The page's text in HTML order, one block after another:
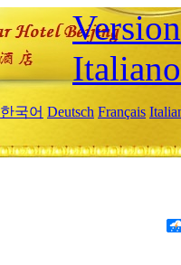
Italiano
한국어 Deutsch Français